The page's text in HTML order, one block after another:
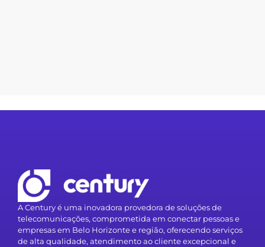
A Century é uma inovadora provedora de soluções de
telecomunicações, comprometida em conectar pessoas e
empresas em Belo Horizonte e região, oferecendo serviços
de alta qualidade, atendimento ao cliente excepcional e